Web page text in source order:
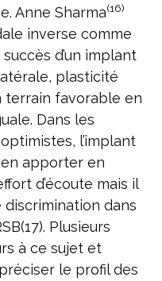
Anne Sharma(16)
inverse comme
d’un implant
plasticité
terrain favorable en
Dans les
l’implant
apporter en
d’écoute mais il
dans
Plusieurs
à ce sujet et
le profil des